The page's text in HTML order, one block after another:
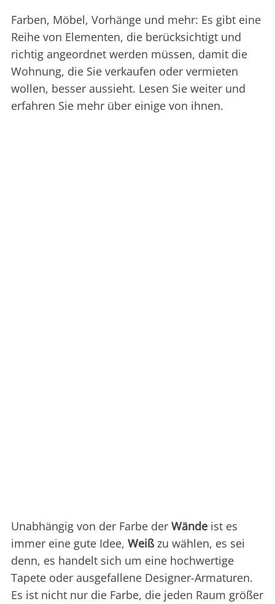
Farben, Möbel, Vorhänge und mehr: Es gibt eine
Reihe von Elementen, die berücksichtigt und
richtig angeordnet werden müssen, damit die
Wohnung, die Sie verkaufen oder vermieten
wollen, besser aussieht. Lesen Sie weiter und
erfahren Sie mehr über einige von ihnen.
Unabhängig von der Farbe der Wände ist es
immer eine gute Idee, Weiß zu wählen, es sei
denn, es handelt sich um eine hochwertige
Tapete oder ausgefallene Designer-Armaturen.
Es ist nicht nur die Farbe, die jeden Raum größer